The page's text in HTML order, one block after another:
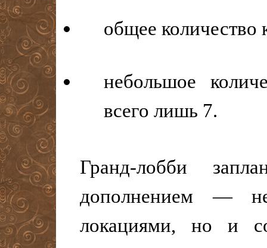
общее
небольшое
всего лишь 7.
Гранд-лобби
дополнением —
локациями, но и